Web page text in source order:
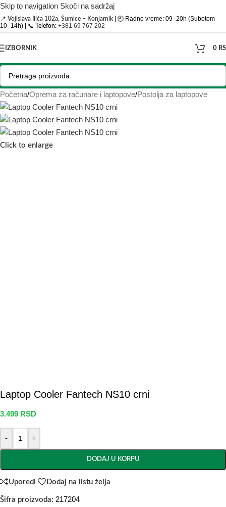
Skip to navigation Skoči na sadržaj
📍 Vojislava Ilića 102a, Šumice – Konjarnik | 🕘 Radno vreme: 09–20h (Subotom
10–14h) | 📞 Telefon: +381 69 767 202
IZBORNIK 0
Početna/Oprema za računare i laptopove/Postolja za laptopove
Click to enlarge
Laptop Cooler Fantech NS10 crni
3.499 RSD
- +
DODAJ U KORPU
Uporedi Dodaj na listu želja
Šifra proizvoda: 217204